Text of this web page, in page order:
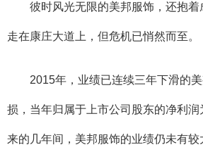
彼时风光无限的美邦服饰，还抱着
走在康庄大道上，但危机已悄然而至。
2015年，业绩已连续三年下滑的美
损，当年归属于上市公司股东的净利
来的几年间，美邦服饰的业绩仍未有